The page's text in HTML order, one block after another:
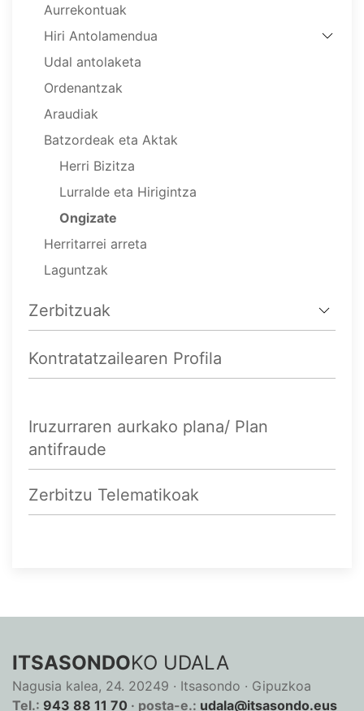
Aurrekontuak
Hiri Antolamendua
Udal antolaketa
Ordenantzak
Araudiak
Batzordeak eta Aktak
Herri Bizitza
Lurralde eta Hirigintza
Ongizate
Herritarrei arreta
Laguntzak
Zerbitzuak
Kontratatzailearen Profila
Iruzurraren aurkako plana/ Plan
antifraude
Zerbitzu Telematikoak
ITSASONDOKO UDALA
Nagusia kalea, 24. 20249 · Itsasondo · Gipuzkoa
Tel.: 943 88 11 70 · posta-e.: udala@itsasondo.eus